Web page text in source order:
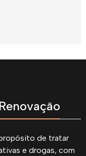
de tratar
e drogas, com